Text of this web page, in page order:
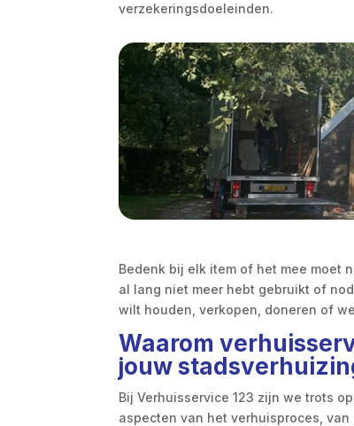
verzekeringsdoeleinden.
Bedenk bij elk item of het mee moet
al lang niet meer hebt gebruikt of
wilt houden, verkopen, doneren of
Waarom
jouw
Bij Verhuisservice 123 zijn we trots
aspecten van het verhuisproces,